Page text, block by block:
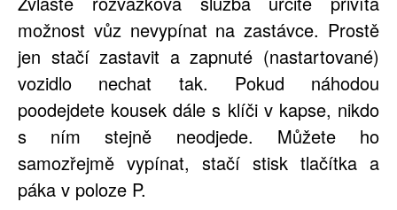
možnost vůz nevypínat na zastávce. Prostě
jen stačí zastavit a zapnuté (nastartované)
vozidlo nechat tak. Pokud náhodou
poodejdete kousek dále s klíči v kapse, nikdo
s ním stejně neodjede. Můžete ho
samozřejmě vypínat, stačí stisk tlačítka a
páka v poloze P.